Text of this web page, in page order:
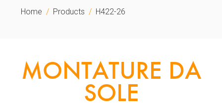
Home Products H422-26
MONTATURE DA
SOLE